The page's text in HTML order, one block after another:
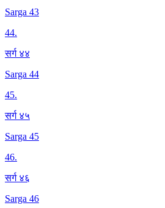
Sarga 43
44.
सर्ग ४४
Sarga 44
45.
सर्ग ४५
Sarga 45
46.
सर्ग ४६
Sarga 46